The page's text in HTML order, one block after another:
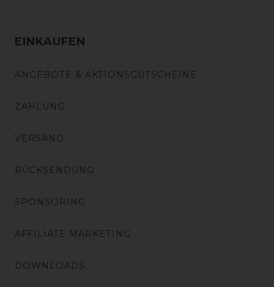
EINKAUFEN
ANGEBOTE & AKTIONSGUTSCHEINE
ZAHLUNG
VERSAND
RÜCKSENDUNG
SPONSORING
AFFILIATE MARKETING
DOWNLOADS